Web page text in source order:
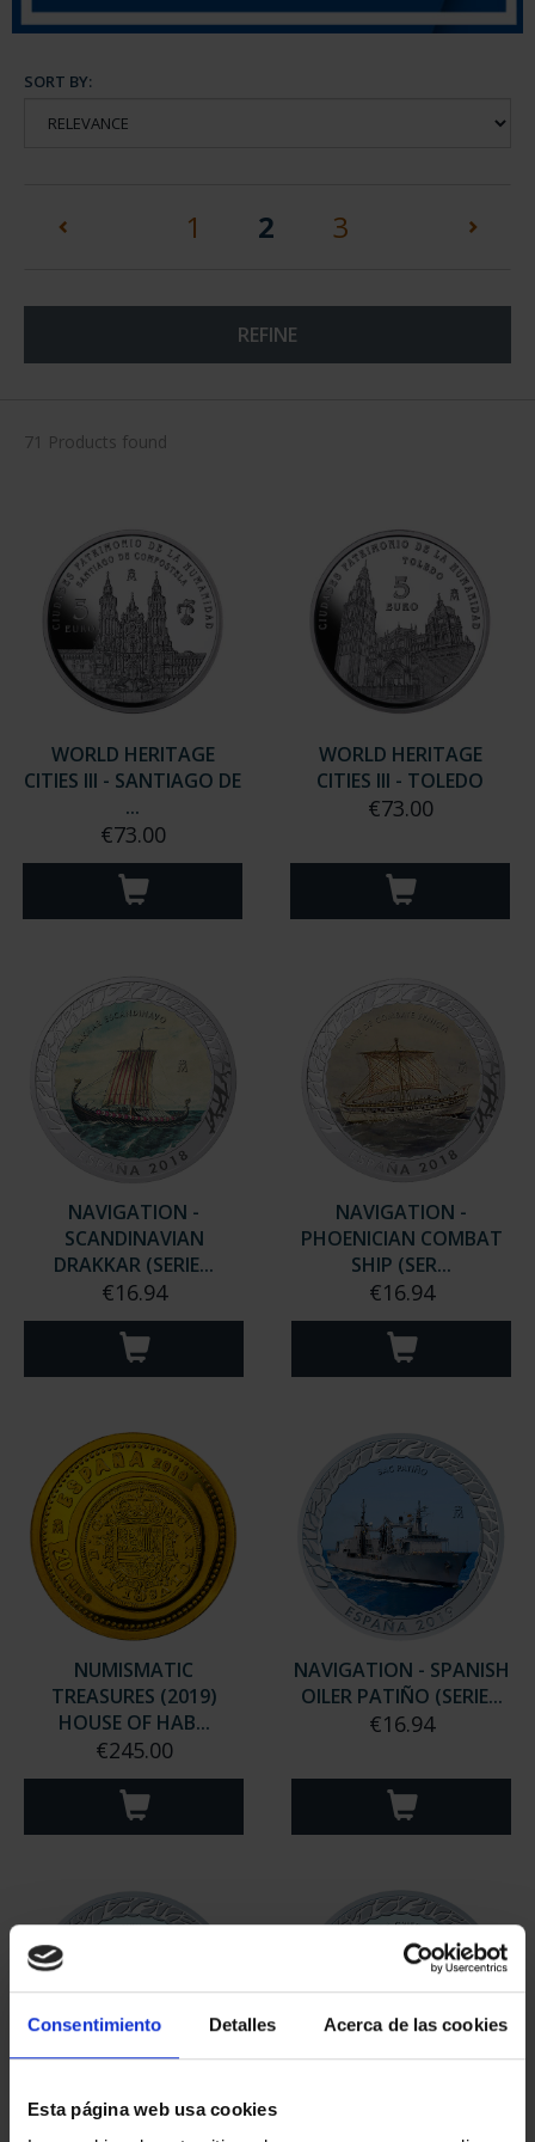
Consentimiento Detalles Acerca de las cookies
Esta página web usa cookies
SORT BY:
1 2 (current)
3
REFINE
71 Products found
WORLD HERITAGE
CITIES III - SANTIAGO DE
...
€73.00
WORLD HERITAGE
CITIES III - TOLEDO
€73.00
NAVIGATION -
SCANDINAVIAN
DRAKKAR (SERIE...
€16.94
NAVIGATION -
PHOENICIAN COMBAT
SHIP (SER...
€16.94
NUMISMATIC
TREASURES (2019)
HOUSE OF HAB...
€245.00
NAVIGATION - SPANISH
OILER PATIÑO (SERIE...
€16.94
NAVIGATION - CHINESE